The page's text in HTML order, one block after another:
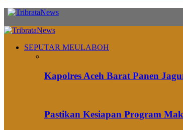
SEPUTAR MEULABOH
Kapolres Aceh Barat Panen
Pastikan Kesiapan Program